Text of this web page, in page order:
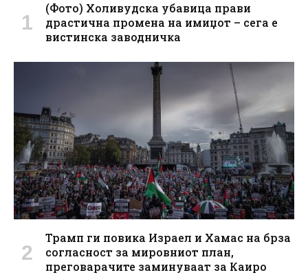
(Фото) Холивудска убавица прави
драстична промена на имиџот – сега е
вистинска заводничка
Трамп ги повика Израел и Хамас на брза
согласност за мировниот план,
преговарачите заминуваат за Каиро